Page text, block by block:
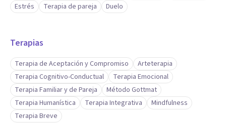
basadas en evidencia científica, seleccionando aquellas que
persona.
Aptitudes
En consulta considero fundamental que cada paciente
comprenda qué está ocurriendo en su vida, qué factores
están manteniendo esas dificultades y cómo puede
Estrés
Terapia de pareja Duelo
Terapias
Terapia de Aceptación y Compromiso
Arteterapia
Terapia Cognitivo-Conductual
Terapia Emocional
Terapia Familiar y de Pareja
Método Gottmat
Terapia Humanística
Terapia Integrativa
Mindfulness
Terapia Breve